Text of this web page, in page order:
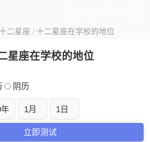
十二星座 / 十二星座在学校的地位
星座在学校的地位
阴历